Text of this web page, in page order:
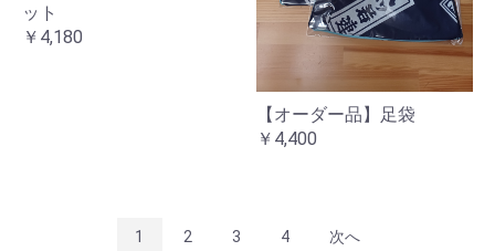
ット
￥4,180
【オーダー品】足袋
￥4,400
1 2 3 4 次へ